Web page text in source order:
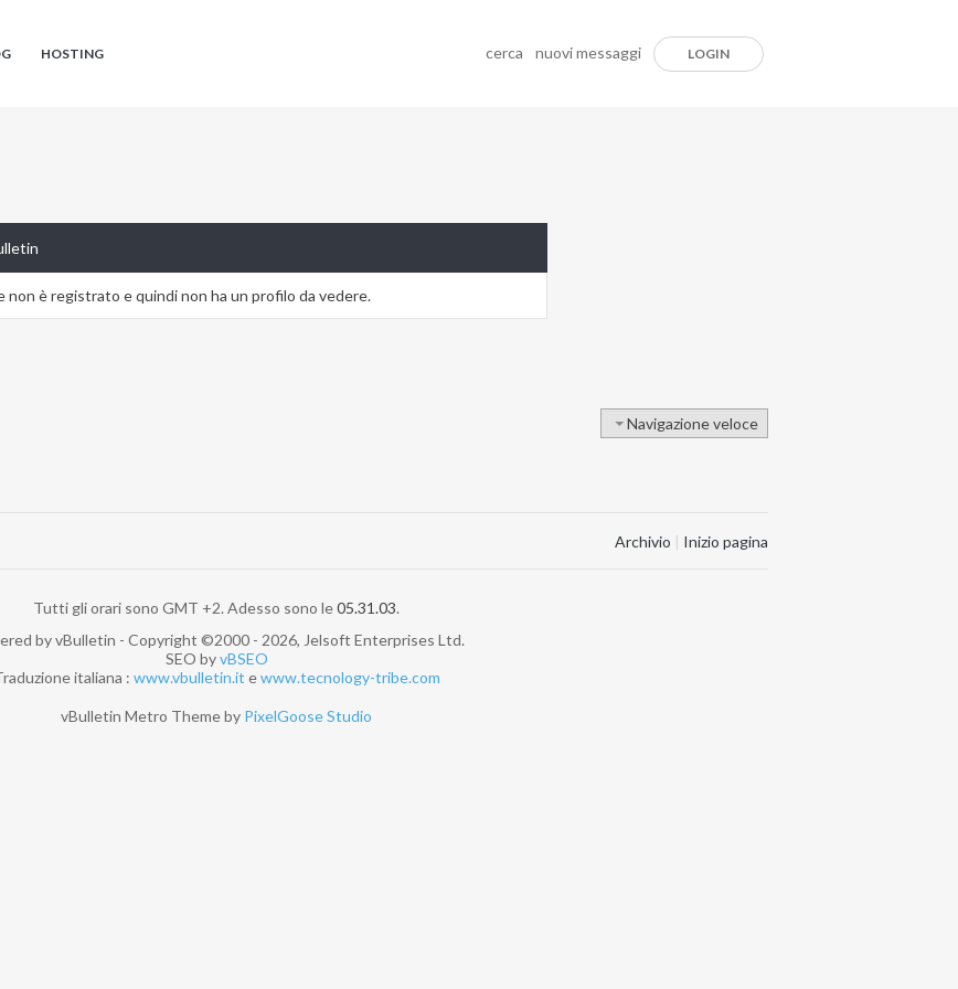
HOSTING cerca nuovi messaggi LOGIN
è registrato e quindi non ha un profilo da vedere.
Navigazione veloce
Archivio | Inizio pagina
Tutti gli orari sono GMT +2. Adesso sono le05.31.03.
by vBulletin - Copyright ©2000 - 2026, Jelsoft Enterprises Ltd.
SEO byvBSEO
italiana : www.vbulletin.it ewww.tecnology-tribe.com
vBulletin Metro Theme by PixelGoose Studio